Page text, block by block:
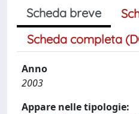
Scheda breve
Scheda completa
Anno
2003
Appare nelle tipologie: